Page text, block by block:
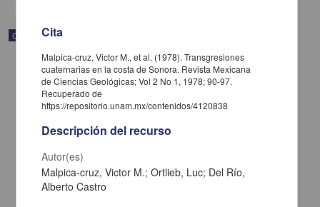
Correspondencia postal
Cita
Malpica-cruz, Victor M., et al. (1978). Transgresiones
cuaternarias en la costa de Sonora. Revista Mexicana
de Ciencias Geológicas; Vol 2 No 1, 1978; 90-97.
Recuperado de
https://repositorio.unam.mx/contenidos/4120838
Descripción del recurso
Autor(es)
Malpica-cruz, Victor M.; Ortlieb, Luc; Del Río,
Alberto Castro